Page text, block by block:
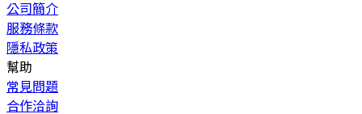
公司簡介
服務條款
隱私政策
幫助
常見問題
合作洽詢